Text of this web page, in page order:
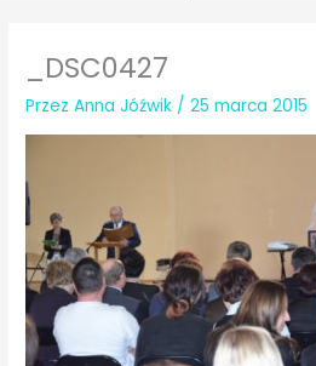
_DSC0427
PrzezAnna Jóźwik /25 marca 2015